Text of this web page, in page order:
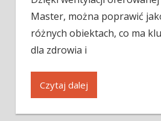
Master, można poprawić
różnych obiektach, co ma
dla zdrowia i
Czytaj dalej